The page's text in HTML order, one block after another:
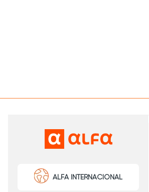
ALFA INTERNACIONAL